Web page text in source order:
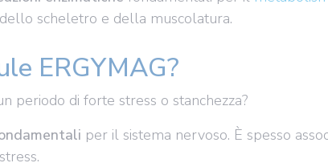
scheletro e della muscolatura.
ERGYMAG?
periodo di forte stress o stanchezza?
per il sistema nervoso. È spesso